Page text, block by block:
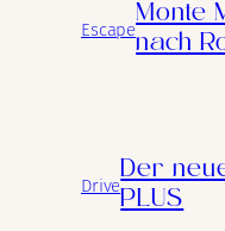
Escape
Monte
nach
Drive
Der
PLUS